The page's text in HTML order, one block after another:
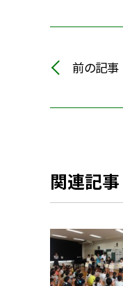
前の記事
関連記事